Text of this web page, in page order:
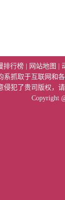
排行榜 网站地图
系抓取于互联网和
侵犯了贵司版权，
Copyright